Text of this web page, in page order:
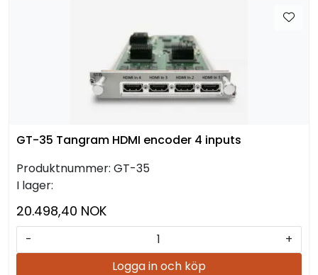
GT-35 Tangram HDMI encoder 4 inputs
Produktnummer: GT-35
I lager:
20.498,40 NOK
-
+
Logga in och köp